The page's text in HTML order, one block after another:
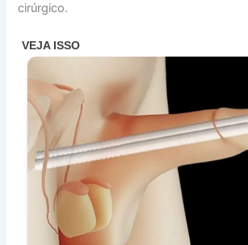
cirúrgico.